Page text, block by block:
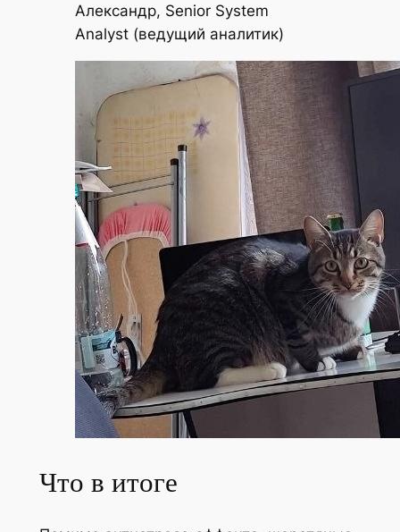
Александр, Senior System
Analyst (ведущий аналитик)
Что в итоге